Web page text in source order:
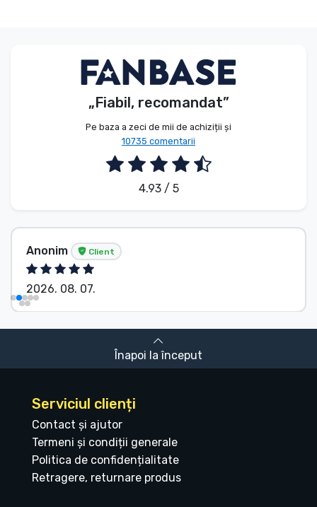
„Fiabil, recomandat”
Pe baza a zeci de mii de achiziții și
10735 comentarii
4.93 / 5
Tősér Alexandra
2026. 08. 07.
Înapoi la început
Serviciul clienți
Contact și ajutor
Termeni și condiții generale
Politica de confidențialitate
Retragere, returnare produs